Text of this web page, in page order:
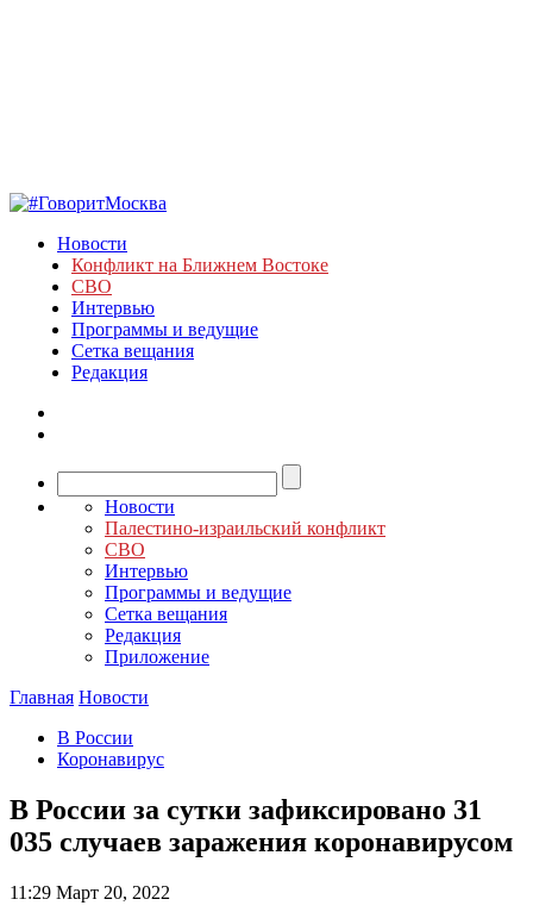
Новости
Конфликт на Ближнем Востоке
СВО
Интервью
Программы и ведущие
Сетка вещания
Редакция
Новости
Палестино-израильский конфликт
СВО
Интервью
Программы и ведущие
Сетка вещания
Редакция
Приложение
Главная Новости
В России
Коронавирус
В России за сутки зафиксировано 31
035 случаев заражения коронавирусом
11:29 Март 20, 2022